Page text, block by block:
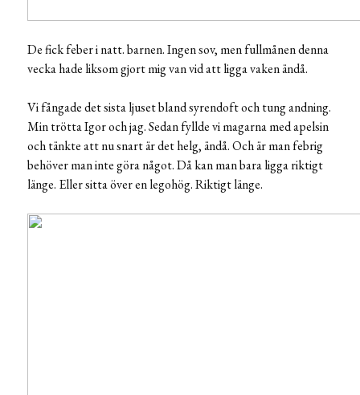
De fick feber i natt. barnen. Ingen sov, men fullmånen denna
vecka hade liksom gjort mig van vid att ligga vaken ändå.
Vi fångade det sista ljuset bland syrendoft och tung andning.
Min trötta Igor och jag. Sedan fyllde vi magarna med apelsin
och tänkte att nu snart är det helg, ändå. Och är man febrig
behöver man inte göra något. Då kan man bara ligga riktigt
länge. Eller sitta över en legohög. Riktigt länge.